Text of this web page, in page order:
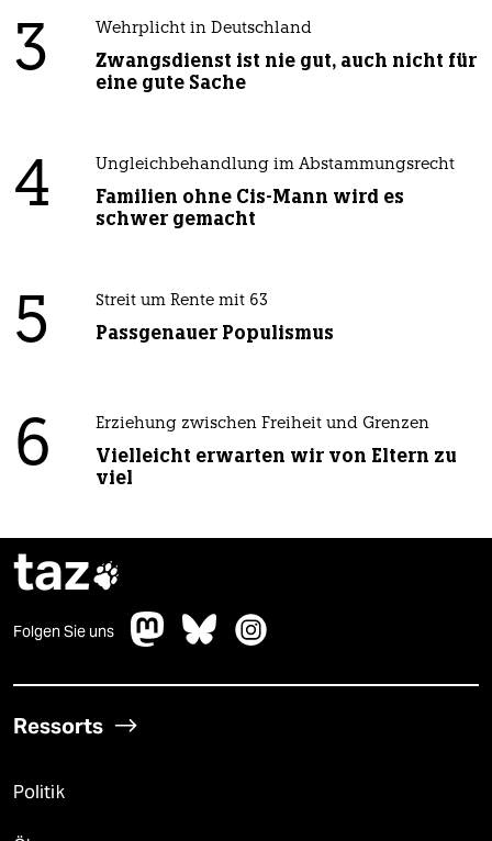
3 Wehrplicht in Deutschland
Zwangsdienst ist nie gut, auch nicht für
eine gute Sache
4 Ungleichbehandlung im Abstammungsrecht
Familien ohne Cis-Mann wird es
schwer gemacht
5 Streit um Rente mit 63
Passgenauer Populismus
6 Erziehung zwischen Freiheit und Grenzen
Vielleicht erwarten wir von Eltern zu
viel
taz
Folgen Sie uns
Ressorts
Politik